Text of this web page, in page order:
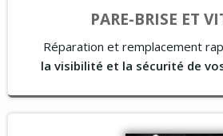
PARE-BRISE ET
Réparation et remplacement
la visibilité et la sécurité de